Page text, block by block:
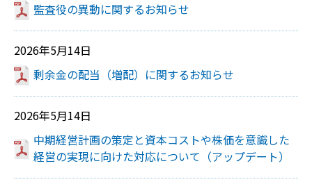
監査役の異動に関するお知らせ
2026年5月14日
剰余金の配当（増配）に関するお知らせ
2026年5月14日
中期経営計画の策定と資本コストや株価を意識した
経営の実現に向けた対応について（アップデート）